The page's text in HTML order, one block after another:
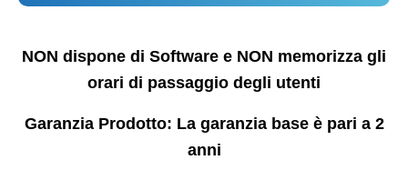
NON dispone di Software e NON memorizza gli
orari di passaggio degli utenti
Garanzia Prodotto: La garanzia base è pari a 2
anni